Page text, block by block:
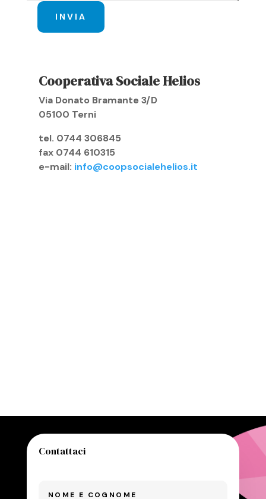
INVIA
Cooperativa Sociale Helios
Via Donato Bramante 3/D
05100 Terni
tel. 0744 306845
fax 0744 610315
e-mail: info@coopsocialehelios.it
Contattaci